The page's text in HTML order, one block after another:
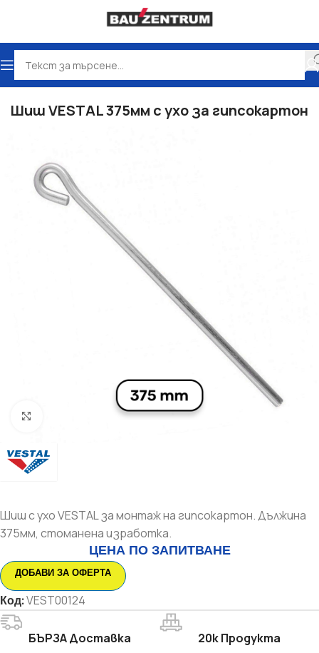
Начало Сухо строителство
Шиш VESTAL 375мм с ухо за гипсокартон
Шиш с ухо VESTAL за монтаж на гипсокартон. Дължина
375мм, стоманена изработка.
ЦЕНА ПО ЗАПИТВАНЕ
ДОБАВИ ЗА ОФЕРТА
Код:VEST00124
БЪРЗА Доставка 20k Продукта